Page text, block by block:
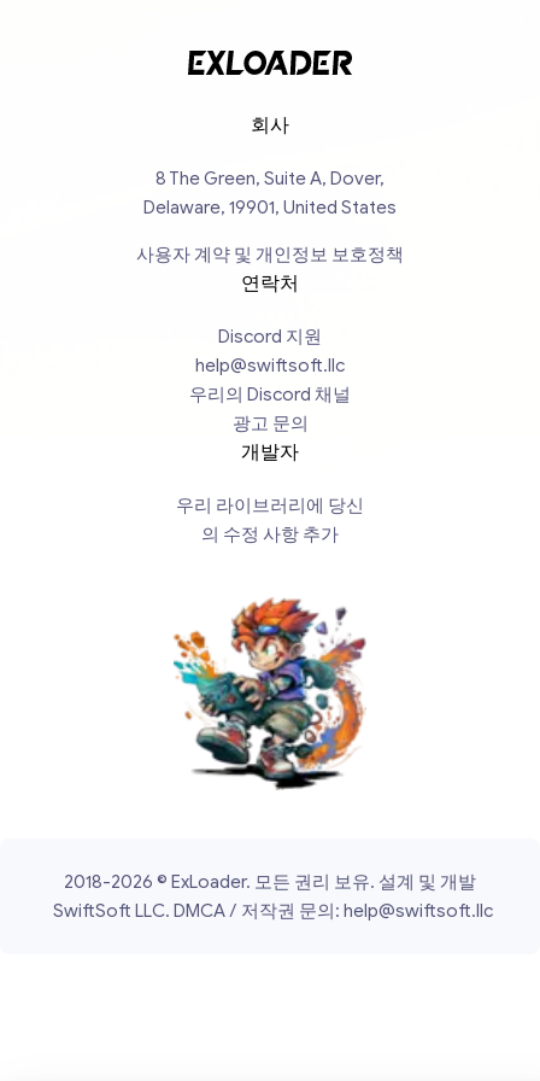
회사
8 The Green, Suite A, Dover,
Delaware, 19901, United States
사용자 계약 및 개인정보 보호정책
연락처
Discord 지원
help@swiftsoft.llc
우리의 Discord 채널
광고 문의
개발자
우리 라이브러리에 당신
의 수정 사항 추가
2018-2026 © ExLoader. 모든 권리 보유. 설계 및 개발
SwiftSoft LLC. DMCA / 저작권 문의: help@swiftsoft.llc